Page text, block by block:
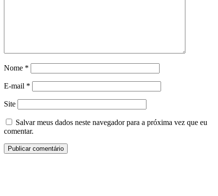
Nome *
E-mail *
Site
Salvar meus dados neste navegador para a próxima vez que eu
comentar.